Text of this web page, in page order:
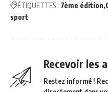
ÉTIQUETTES : 7ème édition
sport
Recevoir les
Restez informé !